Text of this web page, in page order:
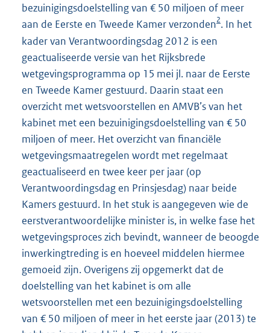
bezuinigingsdoelstelling van € 50 miljoen of meer
aan de Eerste en Tweede Kamer verzonden2. In het
kader van Verantwoordingsdag 2012 is een
geactualiseerde versie van het Rijksbrede
wetgevingsprogramma op 15 mei jl. naar de Eerste
en Tweede Kamer gestuurd. Daarin staat een
overzicht met wetsvoorstellen en AMVB’s van het
kabinet met een bezuinigingsdoelstelling van € 50
miljoen of meer. Het overzicht van financiële
wetgevingsmaatregelen wordt met regelmaat
geactualiseerd en twee keer per jaar (op
Verantwoordingsdag en Prinsjesdag) naar beide
Kamers gestuurd. In het stuk is aangegeven wie de
eerstverantwoordelijke minister is, in welke fase het
wetgevingsproces zich bevindt, wanneer de beoogde
inwerkingtreding is en hoeveel middelen hiermee
gemoeid zijn. Overigens zij opgemerkt dat de
doelstelling van het kabinet is om alle
wetsvoorstellen met een bezuinigingsdoelstelling
van € 50 miljoen of meer in het eerste jaar (2013) te